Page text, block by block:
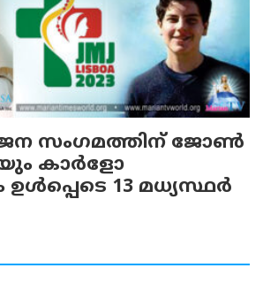
സംഗമത്തിന് ജോൺ
കാര്‍ളോ
13 മധ്യസ്ഥർ